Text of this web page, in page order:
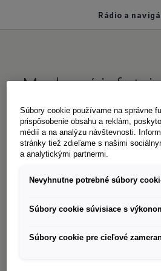
Rádio a
Moderný
čistý zvuk, plná
konektivita
Či už sú to vaše obľúbené
infotainment v modeli
zvukovú kulisu počas dlhých
Štyri reproduktory v
Súbory cookie používame na správne
prispôsobenie obsahu a reklám,
médií a na analýzu návštevnosti.
stránky tiež zdieľame s našimi
a analytickými partnermi.
Nevyhnutne potrebné súbory
Súbory cookie súvisiace s
Súbory cookie pre cieľové